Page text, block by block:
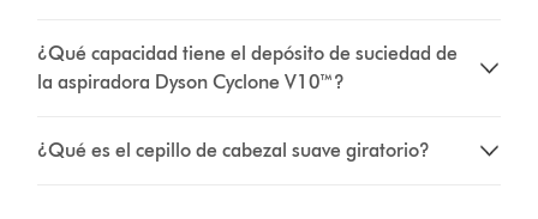
¿Qué capacidad tiene el depósito de suciedad de
la aspiradora Dyson Cyclone V10™?
¿Qué es el cepillo de cabezal suave giratorio?